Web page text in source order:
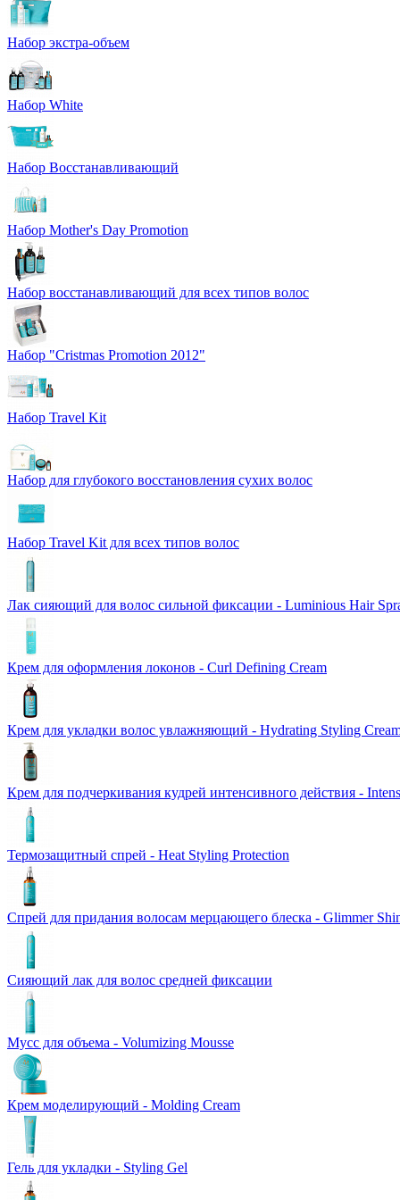
Набор экстра-объем
Набор White
Набор Восстанавливающий
Набор Mother's Day Promotion
Набор восстанавливающий для всех типов волос
Набор "Cristmas Promotion 2012"
Набор Travel Kit
Набор для глубокого восстановления сухих волос
Набор Travel Kit для всех типов волос
Лак сияющий для волос сильной фиксации - Luminious Hair
Крем для оформления локонов - Curl Defining Cream
Крем для укладки волос увлажняющий - Hydrating Styling
Крем для подчеркивания кудрей интенсивного действия -
Термозащитный спрей - Heat Styling Protection
Спрей для придания волосам мерцающего блеска - Glimmer
Сияющий лак для волос средней фиксации
Мусс для объема - Volumizing Mousse
Крем моделирующий - Molding Cream
Гель для укладки - Styling Gel